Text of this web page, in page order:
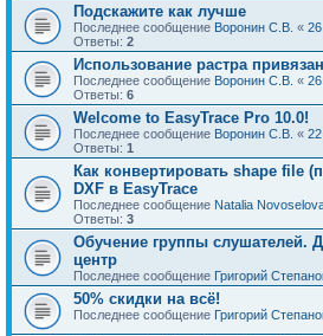
Подскажите как лучше
Последнее сообщение Воронин С.В. «
Ответы: 2
Использование растра
Последнее сообщение Воронин С.В. «
Ответы: 6
Welcome to EasyTrace Pro 10.0!
Последнее сообщение Воронин С.В. «
Ответы: 1
Как конвертировать shape file
DXF в EasyTrace
Последнее сообщение Natalia
Ответы: 3
Обучение группы слушателей.
центр
Последнее сообщение Григорий
50% скидки на всё!
Последнее сообщение Григорий